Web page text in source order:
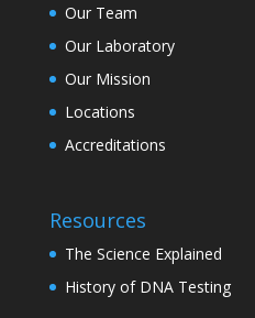
Our Team
Our Laboratory
Our Mission
Locations
Accreditations
Resources
The Science Explained
History of DNA Testing